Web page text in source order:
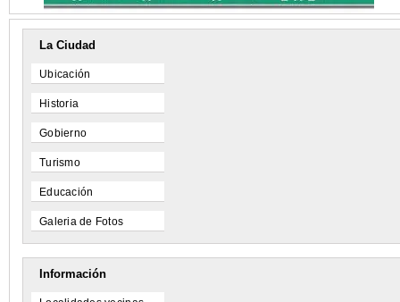
La Ciudad
Ubicación
Historia
Gobierno
Turismo
Educación
Galeria de Fotos
Información